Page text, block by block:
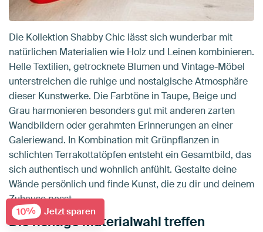
Die Kollektion Shabby Chic lässt sich wunderbar mit
natürlichen Materialien wie Holz und Leinen kombinieren.
Helle Textilien, getrocknete Blumen und Vintage-Möbel
unterstreichen die ruhige und nostalgische Atmosphäre
dieser Kunstwerke. Die Farbtöne in Taupe, Beige und
Grau harmonieren besonders gut mit anderen zarten
Wandbildern oder gerahmten Erinnerungen an einer
Galeriewand. In Kombination mit Grünpflanzen in
schlichten Terrakottatöpfen entsteht ein Gesamtbild, das
sich authentisch und wohnlich anfühlt. Gestalte deine
Wände persönlich und finde Kunst, die zu dir und deinem
Zuhause passt.
Die richtige Materialwahl treffen
10% Jetzt sparen